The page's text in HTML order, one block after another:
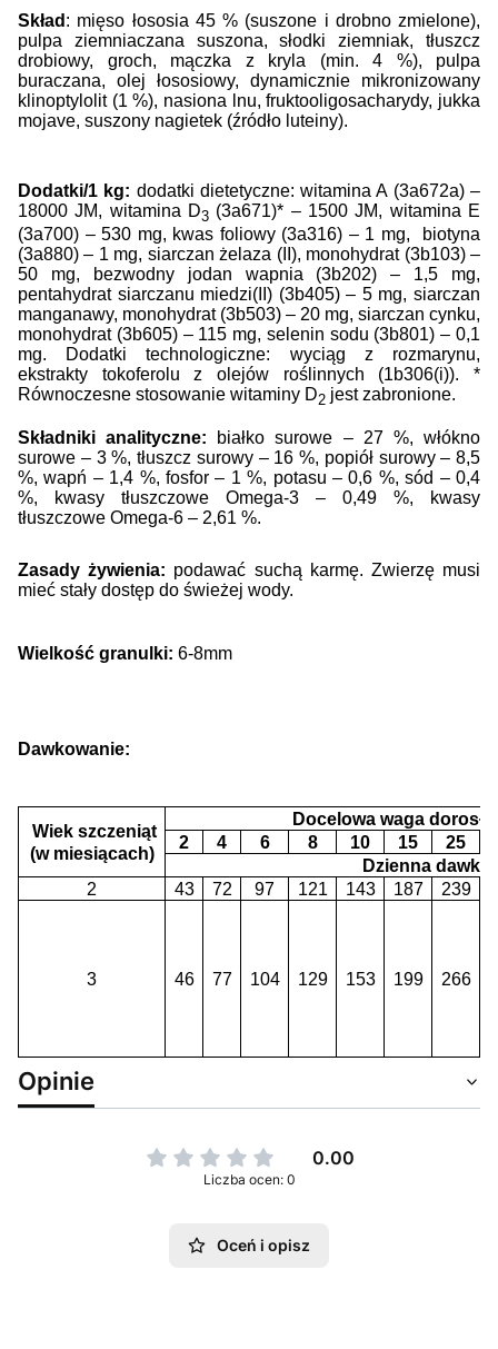
Skład : mięso łososia 45 % (suszone i drobno zmielone),
pulpa ziemniaczana suszona, słodki ziemniak, tłuszcz
drobiowy, groch, mączka z kryla (min. 4 %), pulpa
buraczana, olej łososiowy, dynamicznie mikronizowany
klinoptylolit (1 %), nasiona lnu, fruktooligosacharydy, jukka
mojave, suszony nagietek (źródło luteiny).
Dodatki/1 kg: dodatki dietetyczne: witamina A (3a672a) –
18000 JM, witamina D3 (3a671)* – 1500 JM, witamina E
(3a700) – 530 mg, kwas foliowy (3a316) – 1 mg,
biotyna
(3a880) – 1 mg, siarczan żelaza (II), monohydrat(3b103)–
50 mg,
bezwodny jodan wapnia (3b202) – 1,5 mg,
pentahydrat siarczanu miedzi(II) (3b405)– 5 mg, siarczan
manganawy, monohydrat (3b503) – 20 mg, siarczan cynku,
monohydrat (3b605) – 115 mg, selenin sodu (3b801) – 0,1
mg. Dodatki technologiczne: wyciąg z rozmarynu,
ekstrakty tokoferolu z olejów roślinnych (1b306(i)).
*
Równoczesne stosowanie witaminy D2 jest zabronione.
Składniki analityczne:
białko surowe – 27 %, włókno
surowe – 3 %, tłuszcz surowy– 16 %, popiół surowy – 8,5
%,wapń – 1,4 %, fosfor – 1 %, potasu – 0,6 %, sód – 0,4
%, kwasy tłuszczowe Omega-3 – 0,49 %, kwasy
tłuszczowe Omega-6 – 2,61 %.
Zasady żywienia: podawać suchą karmę. Zwierzę musi
mieć stały dostęp do świeżej wody.
Wielkość granulki: 6-8mm
Dawkowanie:
Wiek szczeniąt
(w miesiącach)
Docelowa waga
2
4 6 8 10 15
25
Dzienna dawka
2
43 72 97 121 143 187 239
3 46 77 104 129 153 199 266
Opinie
0.00
Liczba ocen: 0
Oceń i opisz